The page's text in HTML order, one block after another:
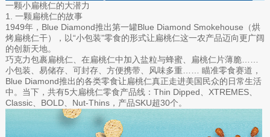
一颗小扁桃仁的大潜力
1. 一颗扁桃仁的故事
1949年，Blue Diamond推出第一罐Blue Diamond Smokehouse（烘
烤扁桃仁干），以“小包装”零食的形式让扁桃仁这一农产品迈向更广阔
的创新天地。
巧克力包裹扁桃仁、在扁桃仁中加入盐粒与蜂蜜、扁桃仁片薄脆……
小包装、易储存、可封存、方便携带、风味多重…… 瞄准零食赛道，
Blue Diamond推出的各类零食让扁桃仁真正走进美国民众的日常生活
中。当下，共有5大扁桃仁零食产品线：Thin Dipped、XTREMES、
Classic、BOLD、Nut-Thins，产品SKU超30个。